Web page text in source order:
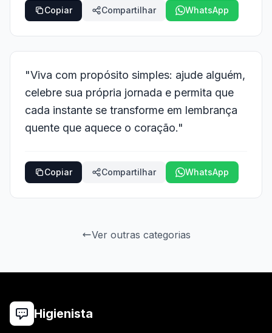
Copiar Compartilhar WhatsApp
"Viva com propósito simples: ajude alguém,
celebre sua própria jornada e permita que
cada instante se transforme em lembrança
quente que aquece o coração."
Copiar Compartilhar WhatsApp
Ver outras categorias
Higienista